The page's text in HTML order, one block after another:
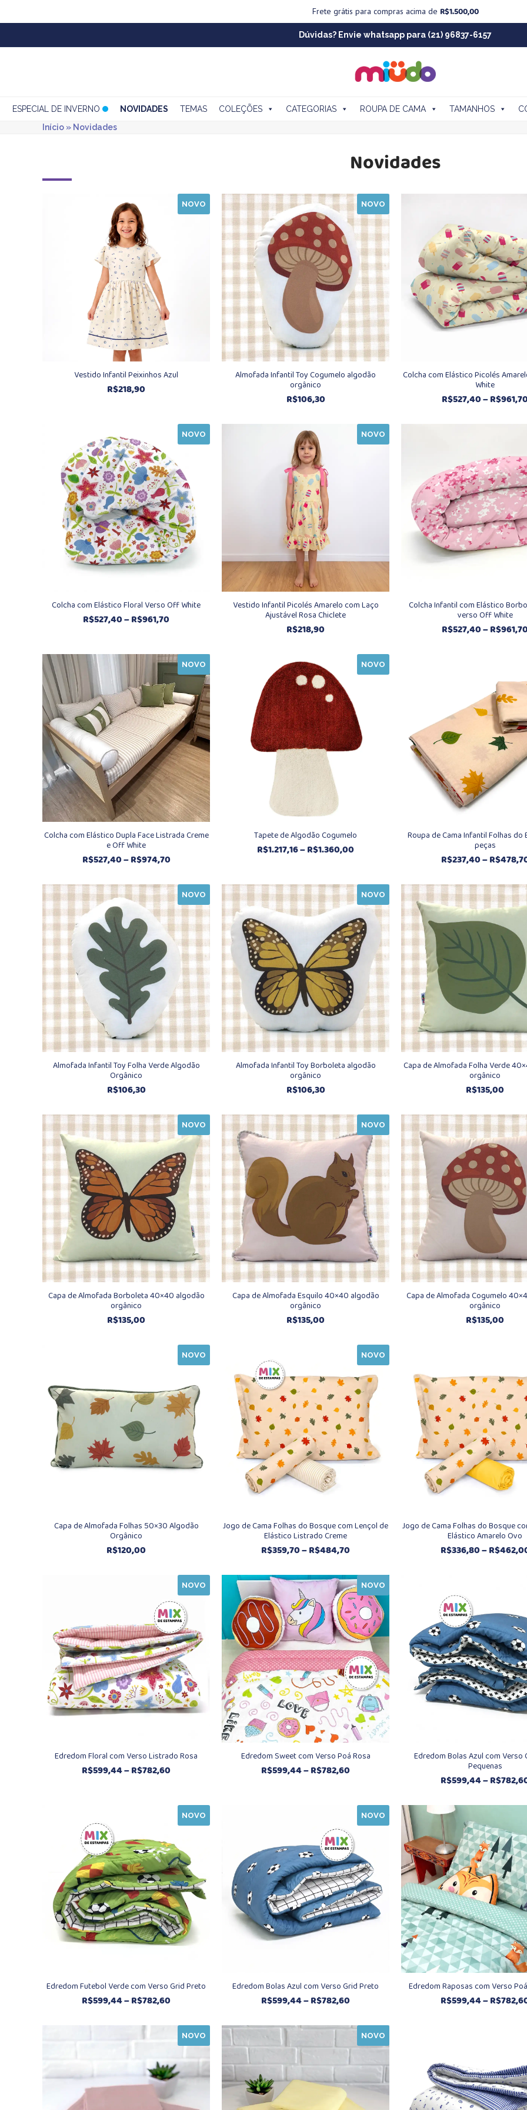
Frete grátis para compras acima de R$1.500,00
Dúvidas? Envie whatsapp para (21) 96837-6157
ESPECIAL DE INVERNO NOVIDADES TEMAS COLEÇÕES CATEGORIAS ROUPA DE CAMA TAMANHOS
Início » Novidades
Novidades
NOVO
Vestido Infantil Peixinhos Azul
R$218,90
NOVO
Almofada Infantil Toy Cogumelo algodão
orgânico
R$106,30
Colcha com Elástico Picolés
White
R$527,40–R$961,70
NOVO
Colcha com Elástico Floral Verso Off White
R$527,40–R$961,70
R$527,40
através
R$961,70
NOVO
Vestido Infantil Picolés Amarelo com Laço
Ajustável Rosa Chiclete
R$218,90
Colcha Infantil com Elástico
verso Off White
R$527,40–R$961,70
NOVO
Colcha com Elástico Dupla Face Listrada Creme
e Off White
R$527,40–R$974,70Faixa
preço:
R$527,40
através
R$974,70
NOVO
Tapete de Algodão Cogumelo
R$1.217,16–R$1.360,00
R$1.217,16
através
R$1.360,00
Roupa de Cama Infantil Folhas do
peças
R$237,40–R$
NOVO
Almofada Infantil Toy Folha Verde Algodão
Orgânico
R$106,30
NOVO
Almofada Infantil Toy Borboleta algodão
orgânico
R$106,30
Capa de Almofada Folha Verde
orgânico
R$135,00
NOVO
Capa de Almofada Borboleta 40×40 algodão
orgânico
R$135,00
NOVO
Capa de Almofada Esquilo 40×40 algodão
orgânico
R$135,00
Capa de Almofada Cogumelo
orgânico
R$135,00
NOVO
Capa de Almofada Folhas 50×30 Algodão
Orgânico
R$120,00
NOVO
Jogo de Cama Folhas do Bosque com Lençol de
Elástico Listrado Creme
R$359,70–R$484,70
preço:
R$359,70
através
R$484,70
Jogo de Cama Folhas do Bosque
Elástico Amarelo Ovo
R$336,80–R$
NOVO
Edredom Floral com Verso Listrado Rosa
R$599,44–R$782,60
R$599,44
através
NOVO
Edredom Sweet com Verso Poá Rosa
R$599,44–R$782,60
R$599,44
através
R$782,60
Edredom Bolas Azul com Verso
Pequenas
R$599,44–R$
NOVO
Edredom Futebol Verde com Verso Grid Preto
R$599,44–R$782,60
preço:
R$599,44
R$782,60
NOVO
Edredom Bolas Azul com Verso Grid Preto
R$599,44–R$782,60
preço:
R$599,44
através
R$782,60
Edredom Raposas com Verso
R$599,44–R$
NOVO NOVO